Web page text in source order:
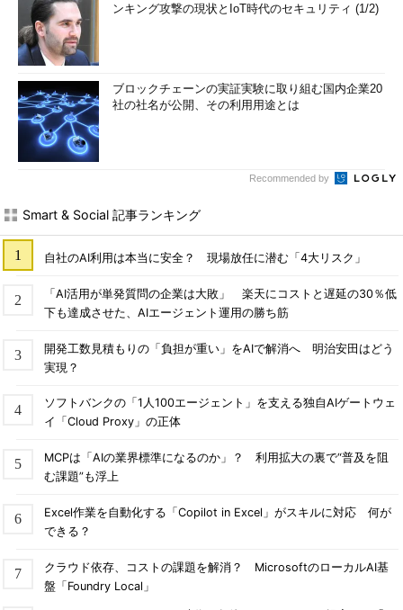
ンキング攻撃の現状とIoT時代のセキュリティ (1/2)
ブロックチェーンの実証実験に取り組む国内企業20
社の社名が公開、その利用用途とは
Recommended by
Smart & Social 記事ランキング
自社のAI利用は本当に安全？ 現場放任に潜む「4大リスク」
「AI活用が単発質問の企業は大敗」 楽天にコストと遅延の30％低
下も達成させた、AIエージェント運用の勝ち筋
開発工数見積もりの「負担が重い」をAIで解消へ 明治安田はどう
実現？
ソフトバンクの「1人100エージェント」を支える独自AIゲートウェ
イ「Cloud Proxy」の正体
MCPは「AIの業界標準になるのか」？ 利用拡大の裏で“普及を阻
む課題”も浮上
Excel作業を自動化する「Copilot in Excel」がスキルに対応 何が
できる？
クラウド依存、コストの課題を解消？ MicrosoftのローカルAI基
盤「Foundry Local」